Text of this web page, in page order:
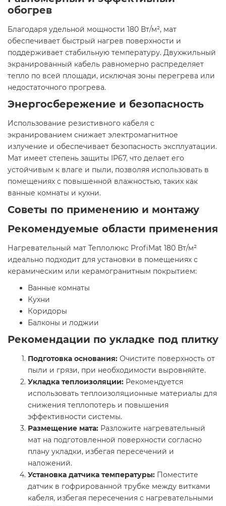
обогрев
Благодаря удельной мощности 180 Вт/м², мат
обеспечивает быстрый нагрев поверхности и
поддерживает стабильную температуру. Двухжильный
экранированный кабель равномерно распределяет
тепло по всей площади, исключая зоны перегрева или
недостаточного прогрева.
Энергосбережение и безопасность
Использование резистивного кабеля с
экранированием снижает электромагнитное
излучение и обеспечивает безопасность эксплуатации.
Мат имеет степень защиты IP67, что делает его
устойчивым к влаге и пыли, позволяя использовать в
помещениях с повышенной влажностью, таких как
ванные комнаты и кухни. ​
Советы по применению и монтажу
Рекомендуемые области применения
Нагревательный мат Теплолюкс ProfiMat 180 Вт/м²
идеально подходит для установки в помещениях с
керамическим или керамогранитным покрытием:
Ванные комнаты​
Кухни​
Коридоры​
Балконы и лоджии​
Рекомендации по укладке под плитку
Подготовка основания: Очистите поверхность от
пыли и грязи, при необходимости выровняйте.​
Укладка теплоизоляции: Рекомендуется
использовать теплоизоляционные материалы для
снижения теплопотерь и повышения
эффективности системы.​
Размещение мата: Разложите нагревательный
мат на подготовленной поверхности согласно
плану укладки, избегая пересечений и
наложений.​
Установка датчика температуры: Поместите
датчик в гофрированной трубке между витками
кабеля, избегая пересечения с нагревательными